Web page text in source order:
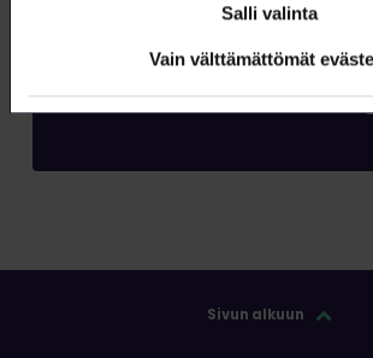
Salli valinta
Vain välttämättömät
Tilaa RSS-syöte
Sivun alkuun